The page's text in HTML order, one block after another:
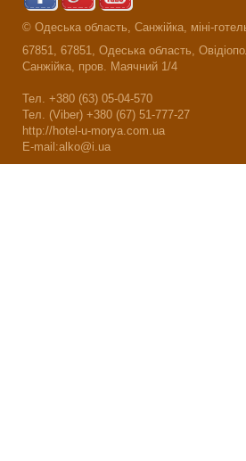
© Одеська область, Санжійка, міні-
67851, 67851, Одеська область,
Санжійка, пров. Маячний 1/4
Тел. +380 (63) 05-04-570
Тел. (Viber) +380 (67) 51-777-27
http://hotel-u-morya.com.ua
E-mail:alko@i.ua